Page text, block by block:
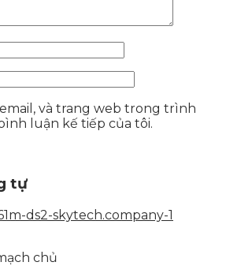
và trang web trong trình
luận kế tiếp của tôi.
tự
chủ